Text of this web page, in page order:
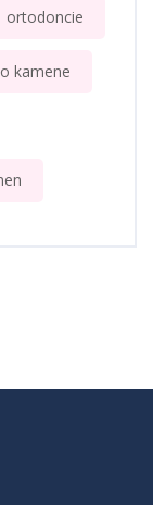
ortodoncie
kamene